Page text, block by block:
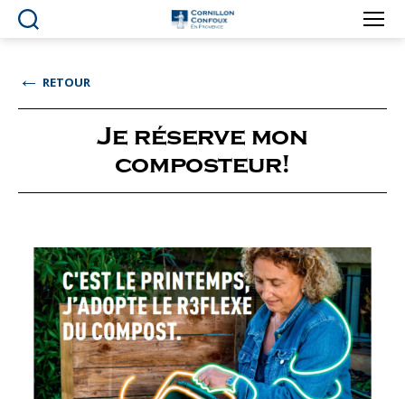
Ville
en
Provence
← RETOUR
Je réserve mon
composteur!